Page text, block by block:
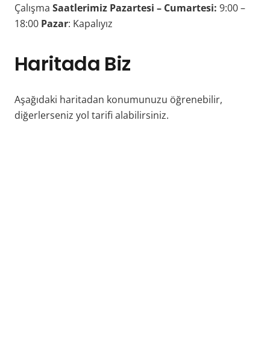
Çalışma Saatlerimiz Pazartesi – Cumartesi: 9:00 –
18:00 Pazar: Kapalıyız
Haritada Biz
Aşağıdaki haritadan konumunuzu öğrenebilir,
diğerlerseniz yol tarifi alabilirsiniz.